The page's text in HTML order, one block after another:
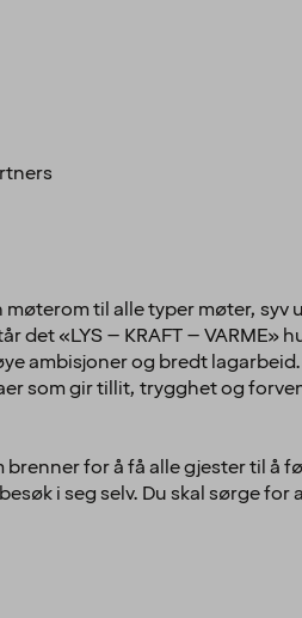
til alle typer møter, syv
«LYS – KRAFT – VARME»
ambisjoner og bredt
som gir tillit, trygghet og
for å få alle gjester til å
i seg selv. Du skal sørge for